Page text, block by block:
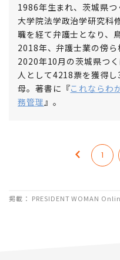
1986年生まれ、茨城県
大学院法学政治学研究科
職を経て弁護士となり、
2018年、弁護士業の傍ら
2020年10月の茨城県つ
人として4218票を獲得
母。著書に『これならわ
務管理 』。
1
掲載： PRESIDENT WOMAN